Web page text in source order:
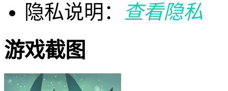
隐私说明：
查看隐私
游戏截图